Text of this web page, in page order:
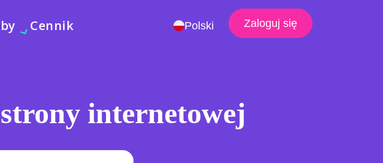
Cennik Polski Zaloguj się
internetowej